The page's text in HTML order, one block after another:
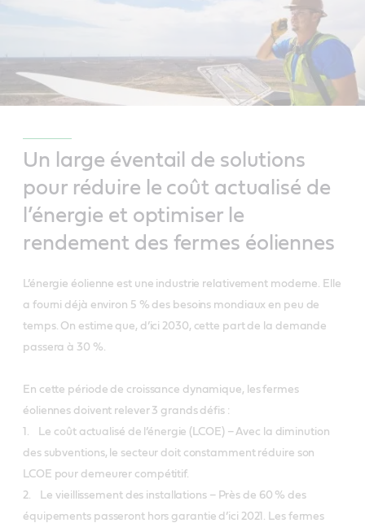
Un large éventail de solutions
pour réduire le coût actualisé de
l’énergie et optimiser le
rendement des fermes éoliennes
L’énergie éolienne est une industrie relativement moderne. Elle
a fourni déjà environ 5 % des besoins mondiaux en peu de
temps. On estime que, d’ici 2030, cette part de la demande
passera à 30 %.
En cette période de croissance dynamique, les fermes
éoliennes doivent relever 3 grands défis :
1. Le coût actualisé de l’énergie (LCOE) – Avec la diminution
des subventions, le secteur doit constamment réduire son
LCOE pour demeurer compétitif.
2. Le vieillissement des installations – Près de 60 % des
équipements passeront hors garantie d’ici 2021. Les fermes